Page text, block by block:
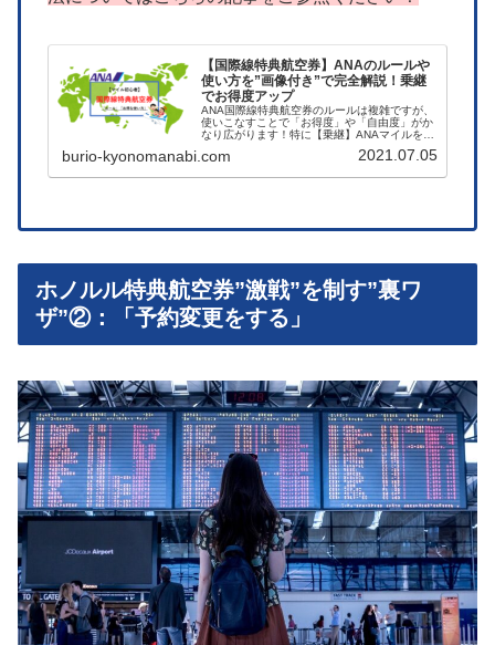
【国際線特典航空券】ANAのルールや
使い方を”画像付き”で完全解説！乗継
でお得度アップ
ANA国際線特典航空券のルールは複雑ですが、
使いこなすことで「お得度」や「自由度」がか
なり広がります！特に【乗継】ANAマイルを最
で、ANAマイル貯めてみませんか⁈
burio-kyonomanabi.com 2021.07.05
ホノルル特典航空券”激戦”を制す”裏ワ
ザ”②：「予約変更をする」